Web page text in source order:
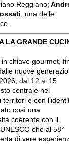
Reggiano;
, una delle
LA GRANDE
chiave gourmet,
nuove
dal 12 al 15
centrale nel
e con
così una
coerente con il
che al 58°
di vere